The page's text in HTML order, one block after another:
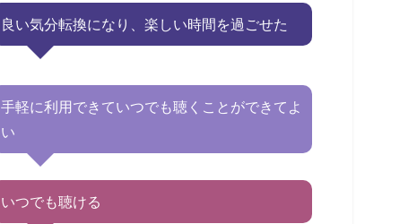
良い気分転換になり、楽しい時間を過ごせた
手軽に利用できていつでも聴くことができてよ
い
いつでも聴ける